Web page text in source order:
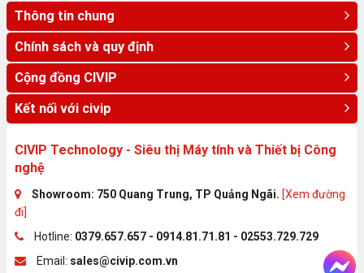
Thông tin chung
Chính sách và quy định
Cộng đồng CIVIP
Kết nối với civip
CIVIP Technology - Siêu thị Máy tính và Thiết bị Công
nghệ
Showroom: 750 Quang Trung, TP Quảng Ngãi. [Xem đường
đi]
Hotline: 0379.657.657 - 0914.81.71.81 - 02553.729.729
Email: sales@civip.com.vn